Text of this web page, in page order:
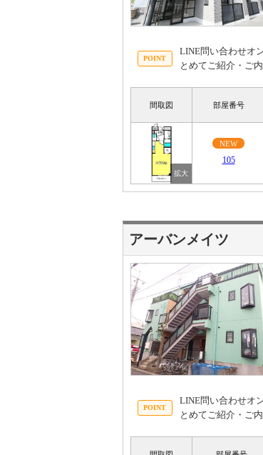
LINE問い合わせオ
とめてご紹介・ご
間取図 部屋番号
NEW
105
アーバンメイツ
LINE問い合わせオ
とめてご紹介・ご